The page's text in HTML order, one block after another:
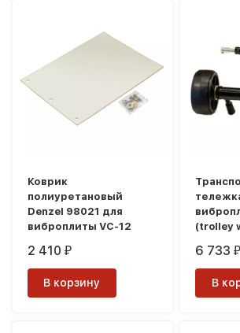
Коврик
полиуретановый
Denzel 98021 для
виброплиты VC-12
2 410₽
В корзину
(trolley
6 733₽
В